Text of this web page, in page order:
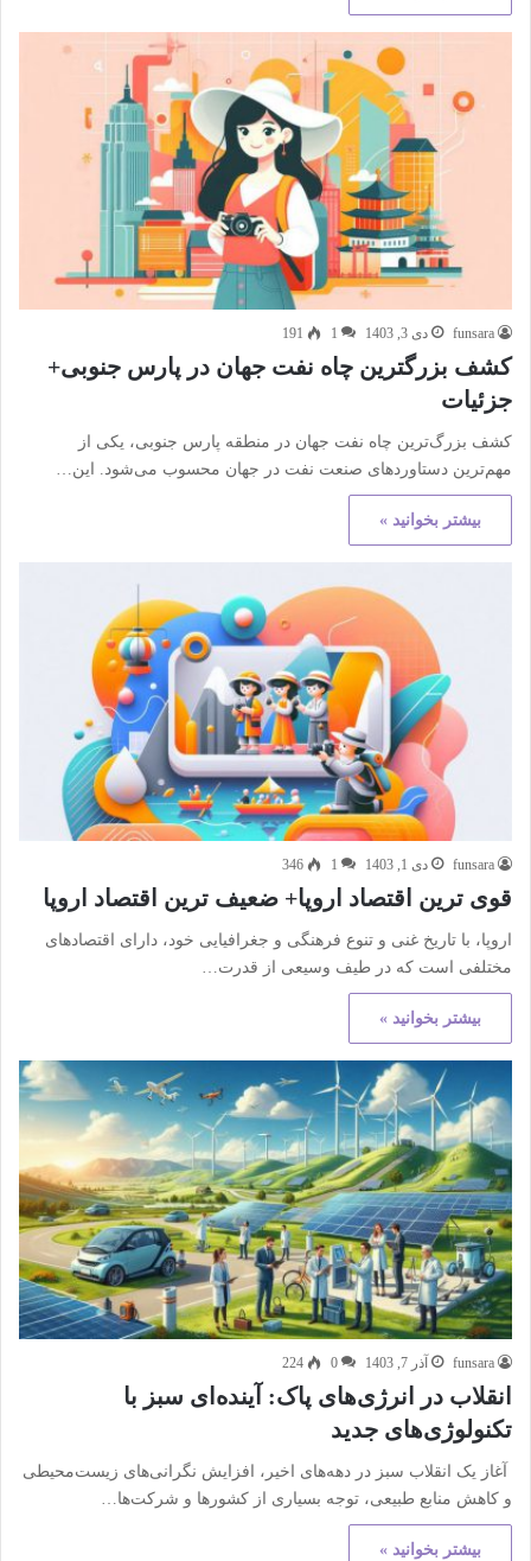
funsara دی 3, 1403 1
191
کشف بزرگترین چاه نفت جهان در پارس جنوبی+
جزئیات
کشف بزرگ‌ترین چاه نفت جهان در منطقه پارس جنوبی، یکی از
مهم‌ترین دستاوردهای صنعت نفت در جهان محسوب می‌شود. این…
بیشتر بخوانید »
funsara دی 1, 1403 1
346
قوی ترین اقتصاد اروپا+ ضعیف ترین اقتصاد اروپا
اروپا، با تاریخ غنی و تنوع فرهنگی و جغرافیایی خود، دارای اقتصادهای
مختلفی است که در طیف وسیعی از قدرت…
بیشتر بخوانید »
funsara آذر 7, 1403 0
224
انقلاب در انرژی‌های پاک: آینده‌ای سبز با
تکنولوژی‌های جدید
آغاز یک انقلاب سبز در دهه‌های اخیر، افزایش نگرانی‌های زیست‌محیطی
و کاهش منابع طبیعی، توجه بسیاری از کشورها و شرکت‌ها…
بیشتر بخوانید »